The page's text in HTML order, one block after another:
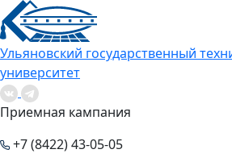
Ульяновский государственный
университет
Приемная кампания
+7 (8422) 43-05-05